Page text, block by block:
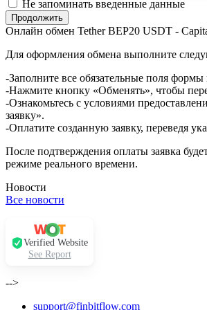
Не запоминать введенные данные
Онлайн обмен Tether BEP20 USDT -
Для оформления обмена выполните
-Заполните все обязательные поля
-Нажмите кнопку «Обменять», чтобы
-Ознакомьтесь с условиями
заявку».
-Оплатите созданную заявку, переведя
После подтверждения оплаты заявка
режиме реального времени.
Новости
Все новости
Verified Website
See Report
-->
support@finbitflow.com